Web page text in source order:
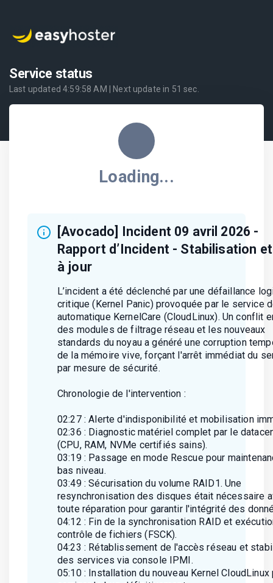
Service status
Last updated4:59:58 AM | Next update in 51 sec.
Loading...
[Avocado] Incident 09 avril 2026 -
Rapport d’Incident - Stabilisation
à jour
L’incident a été déclenché par une défaillance
critique (Kernel Panic) provoquée par le service
automatique KernelCare (CloudLinux). Un conflit
des modules de filtrage réseau et les nouveaux
standards du noyau a généré une corruption
de la mémoire vive, forçant l'arrêt immédiat du
par mesure de sécurité.
Chronologie de l'intervention :
02:27 : Alerte d'indisponibilité et mobilisation
02:36 : Diagnostic matériel complet par le
(CPU, RAM, NVMe certifiés sains).
03:19 : Passage en mode Rescue pour
bas niveau.
03:49 : Sécurisation du volume RAID1. Une
resynchronisation des disques était nécessaire
toute réparation pour garantir l'intégrité des
04:12 : Fin de la synchronisation RAID et
contrôle de fichiers (FSCK).
04:23 : Rétablissement de l'accès réseau et
des services via console IPMI.
05:10 : Installation du nouveau Kernel CloudLinux